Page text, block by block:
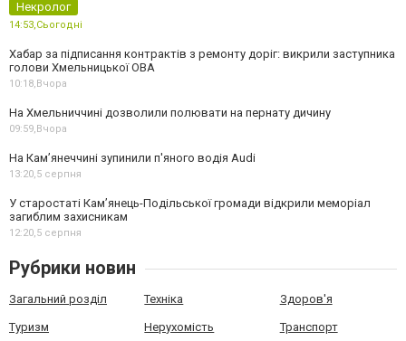
Некролог
14:53,Сьогодні
Хабар за підписання контрактів з ремонту доріг: викрили заступника
голови Хмельницької ОВА
10:18,Вчора
На Хмельниччині дозволили полювати на пернату дичину
09:59,Вчора
На Камʼянеччині зупинили п'яного водія Audi
13:20,5 серпня
У старостаті Кам’янець-Подільської громади відкрили меморіал
загиблим захисникам
12:20,5 серпня
Рубрики новин
Загальний розділ Техніка Здоров'я
Туризм Нерухомість Транспорт